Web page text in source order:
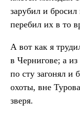
зарубил и
перебил их в то
А вот как я
в Чернигове; а
по сту загонял и
охоты, вне
зверя.